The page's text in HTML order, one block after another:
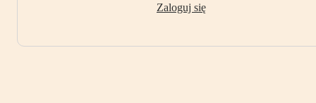
Zaloguj się